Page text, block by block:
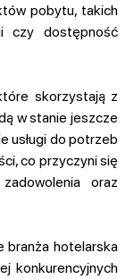
pobytu, takich
czy dostępność
skorzystają z
w stanie jeszcze
usługi do potrzeb
co przyczyni się
oraz
branża hotelarska
konkurencyjnych